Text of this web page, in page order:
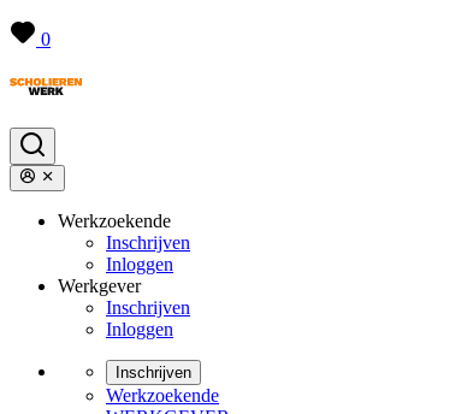
0
Werkzoekende
Inschrijven
Inloggen
Werkgever
Inschrijven
Inloggen
Inschrijven
Werkzoekende